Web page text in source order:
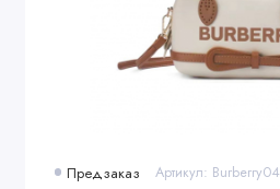
Предзаказ Артикул: Burberry04